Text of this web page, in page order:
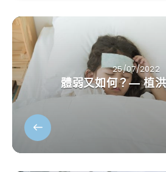
25/07/2022
體弱又如何？— 植